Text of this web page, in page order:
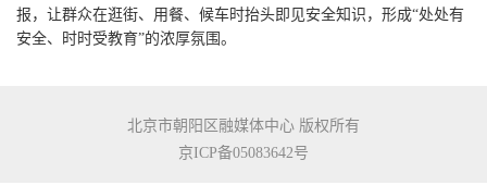
报，让群众在逛街、用餐、候车时抬头即见安全知识，形成“处处有
安全、时时受教育”的浓厚氛围。
北京市朝阳区融媒体中心 版权所有
京ICP备05083642号